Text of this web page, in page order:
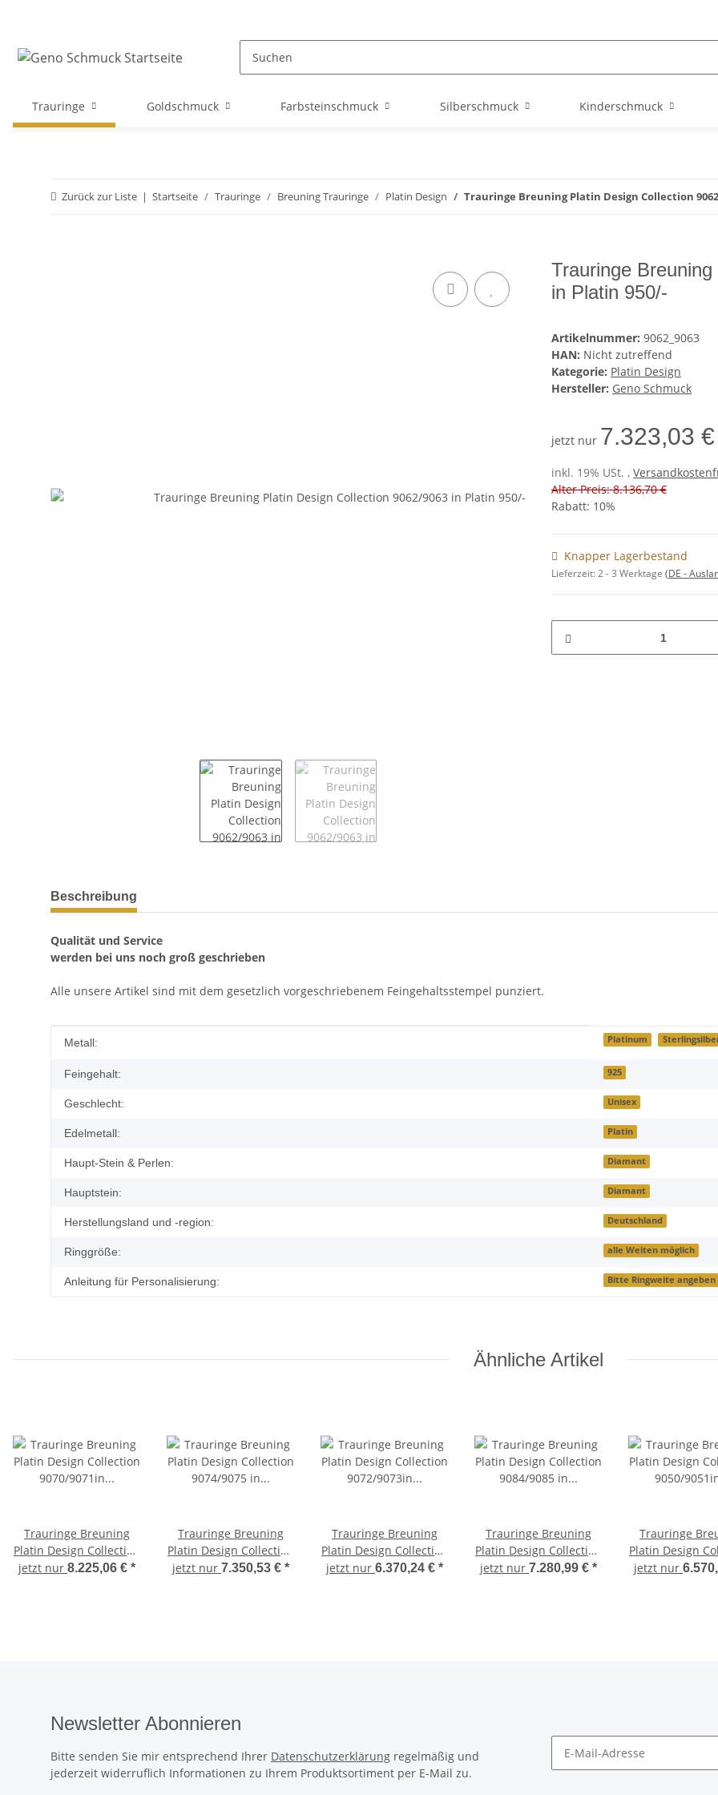
Trauringe Goldschmuck Farbsteinschmuck Silberschmuck Kinderschmuck
Zurück zur Liste Startseite Trauringe Breuning Trauringe Platin Design Trauringe Breuning Platin Design Collection
Trauringe
in Platin 950/-
Artikelnummer: 9062_9063
HAN: Nicht zutreffend
Kategorie: Platin Design
Hersteller: Geno Schmuck
jetzt nur 7.323,03 €
inkl. 19% USt. ,
Alter Preis: 8.136,70 €
Rabatt: 10%
Knapper Lagerbestand
Lieferzeit:2 - 3 Werktage (DE -
weitere Registerkarten anzeigen
Beschreibung
Qualität und Service
werden bei uns noch groß geschrieben
Alle unsere Artikel sind mit dem gesetzlich vorgeschriebenem Feingehaltsstempel punziert.
Produkteigenschaft
Wert
Metall: Platinum
Feingehalt: 925
Geschlecht: Unisex
Edelmetall: Platin
Haupt-Stein & Perlen: Diamant
Hauptstein: Diamant
Herstellungsland und -region: Deutschland
Ringgröße: alle Weiten möglich
Anleitung für Personalisierung: Bitte Ringweite angeben
Ähnliche Artikel
Trauringe Breuning
Platin Design Collection
9070/9071in Platin
jetzt nur 8.225,06 € *
Trauringe Breuning
Platin Design Collection
9074/9075 in Platin
jetzt nur 7.350,53 € *
Trauringe Breuning
Platin Design Collection
9072/9073in Platin
jetzt nur 6.370,24 € *
Trauringe Breuning
Platin Design Collection
9084/9085 in Platin
jetzt nur 7.280,99 € *
Trauringe
Platin Design
9050/9051in
jetzt nur
Newsletter Abonnieren
Bitte senden Sie mir entsprechend Ihrer Datenschutzerklärung regelmäßig und
jederzeit widerruflich Informationen zu Ihrem Produktsortiment per E-Mail zu.